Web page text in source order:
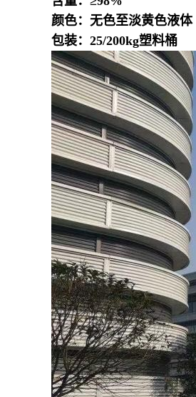
颜色：无色至淡黄色液体
包装：25/200kg塑料桶